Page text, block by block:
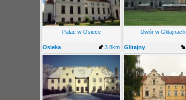
Pałac w Osiece
Osieka 3.8km
Dwór w Glitajnach
Glitajny